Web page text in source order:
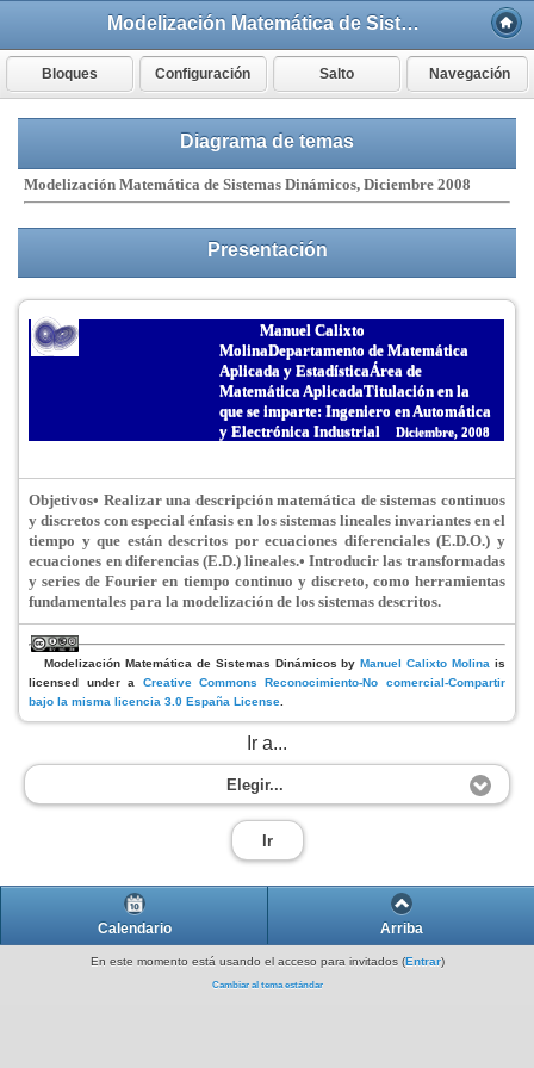
Modelización Matemática de Sistemas Dinámicos
Bloques Configuración Salto Navegación
Diagrama de temas
Modelización Matemática de Sistemas Dinámicos, Diciembre 2008
Presentación
Manuel Calixto
MolinaDepartamento de Matemática
Aplicada y EstadísticaÁrea de
Matemática AplicadaTitulación en la
que se imparte: Ingeniero en Automática
y Electrónica Industrial
Diciembre, 2008
Objetivos• Realizar una descripción matemática de sistemas continuos
y discretos con especial énfasis en los sistemas lineales invariantes en el
tiempo y que están descritos por ecuaciones diferenciales (E.D.O.) y
ecuaciones en diferencias (E.D.) lineales.• Introducir las transformadas
y series de Fourier en tiempo continuo y discreto, como herramientas
fundamentales para la modelización de los sistemas descritos.
Modelización Matemática de Sistemas Dinámicos byManuel Calixto Molina is
licensed under a Creative Commons Reconocimiento-No comercial-Compartir
bajo la misma licencia 3.0 España License
Ir a...
Elegir...
Ir
Calendario Arriba
En este momento está usando el acceso para invitados (Entrar)
Cambiar al tema estándar